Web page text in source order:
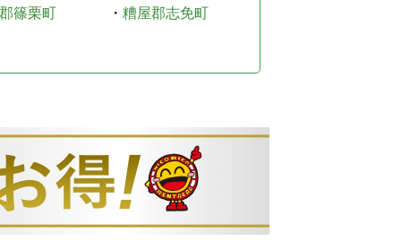
篠栗町
・ 糟屋郡志免町